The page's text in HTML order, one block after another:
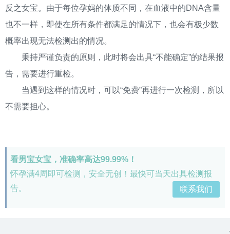
反之女宝。由于每位孕妈的体质不同，在血液中的DNA含量
也不一样，即使在所有条件都满足的情况下，也会有极少数
概率出现无法检测出的情况。
秉持严谨负责的原则，此时将会出具“不能确定”的结果报
告，需要进行重检。
当遇到这样的情况时，可以“免费”再进行一次检测，所以
不需要担心。
看男宝女宝，准确率高达99.99%！
怀孕满4周即可检测，安全无创！最快可当天出具检测报
告。
联系我们